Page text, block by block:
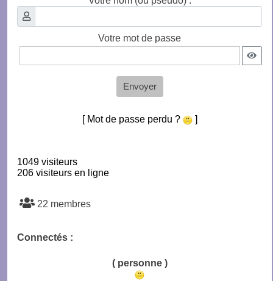
Votre mot de passe
Envoyer
[ Mot de passe perdu ? ]
1049 visiteurs
206 visiteurs en ligne
22 membres
Connectés :
( personne )